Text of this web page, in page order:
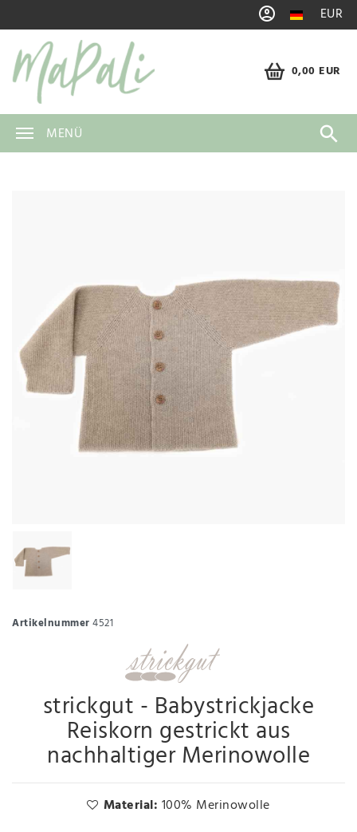
EUR
0,00 EUR
MENÜ
Artikelnummer4521
strickgut - Babystrickjacke
Reiskorn gestrickt aus
nachhaltiger Merinowolle
Material: 100% Merinowolle